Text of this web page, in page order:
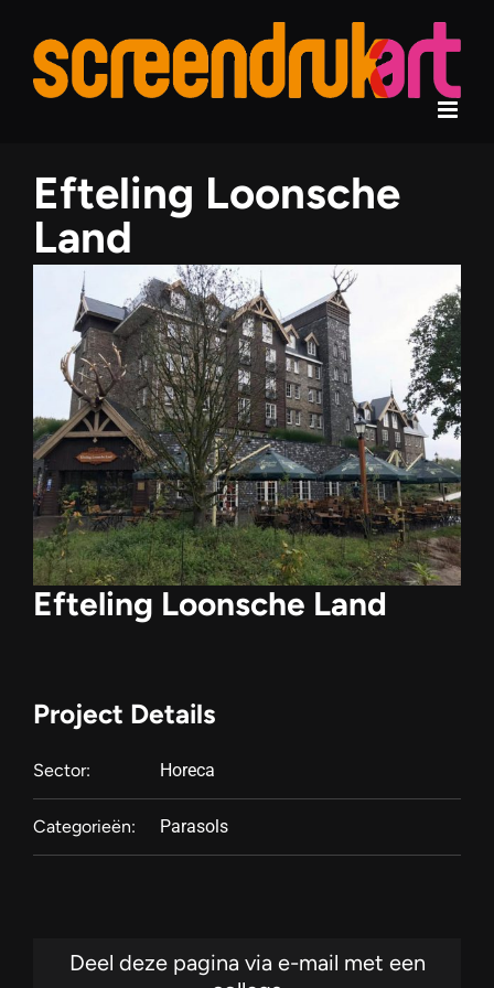
naar
inhoud
Efteling Loonsche
Land
Larger
Image
Efteling Loonsche Land
Project Details
Sector: Horeca
Categorieën: Parasols
Deel deze pagina via e-mail met een